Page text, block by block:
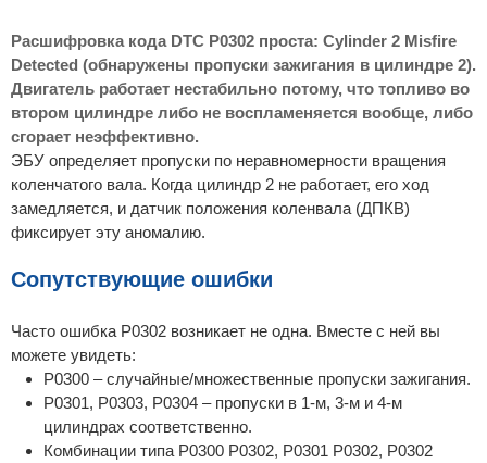
Расшифровка кода DTC P0302 проста: Cylinder 2 Misfire
Detected (обнаружены пропуски зажигания в цилиндре 2).
Двигатель работает нестабильно потому, что топливо во
втором цилиндре либо не воспламеняется вообще, либо
сгорает неэффективно.
ЭБУ определяет пропуски по неравномерности вращения
коленчатого вала. Когда цилиндр 2 не работает, его ход
замедляется, и датчик положения коленвала (ДПКВ)
фиксирует эту аномалию.
Сопутствующие ошибки
Часто ошибка P0302 возникает не одна. Вместе с ней вы
можете увидеть:
P0300 – случайные/множественные пропуски зажигания.
P0301, P0303, P0304 – пропуски в 1-м, 3-м и 4-м
цилиндрах соответственно.
Комбинации типа P0300 P0302, P0301 P0302, P0302